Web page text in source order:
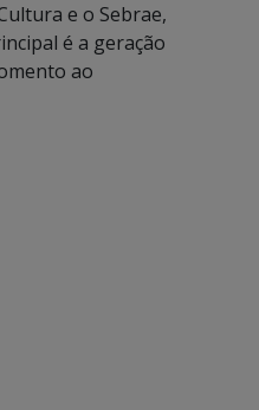
e o Sebrae,
é a geração
ao